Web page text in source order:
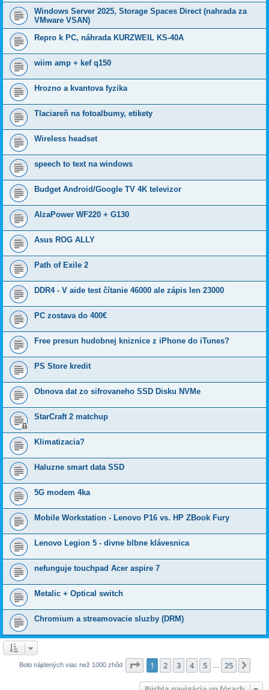
Windows Server 2025, Storage Spaces Direct (nahrada za
VMware VSAN)
Repro k PC, náhrada KURZWEIL KS-40A
wiim amp + kef q150
Hrozno a kvantova fyzika
Tlaciareň na fotoalbumy, etikety
Wireless headset
speech to text na windows
Budget Android/Google TV 4K televizor
AlzaPower WF220 + G130
Asus ROG ALLY
Path of Exile 2
DDR4 - V aide test čítanie 46000 ale zápis len 23000
PC zostava do 400€
Free presun hudobnej kniznice z iPhone do iTunes?
PS Store kredit
Obnova dat zo sifrovaneho SSD Disku NVMe
StarCraft 2 matchup
Klimatizacia?
Haluzne smart data SSD
5G modem 4ka
Mobile Workstation - Lenovo P16 vs. HP ZBook Fury
Lenovo Legion 5 - divne blbne klávesnica
nefunguje touchpad Acer aspire 7
Metalic + Optical switch
Chromium a streamovacie sluzby (DRM)
Bolo nájdených viac než 1000 zhôd Strana1 z25
1 2 3 4 5 25